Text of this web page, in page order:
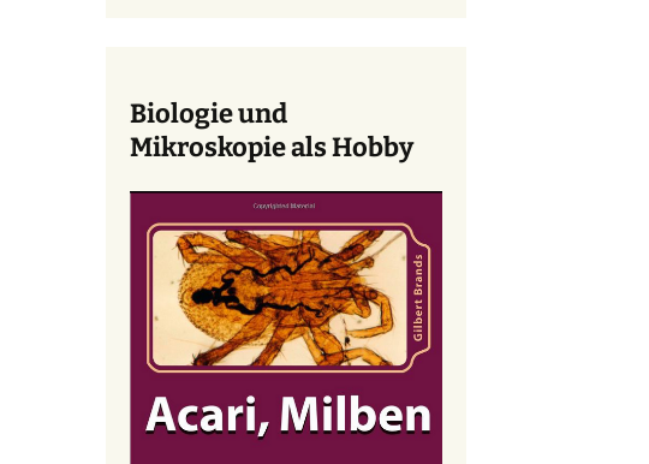
Biologie und
Mikroskopie als Hobby